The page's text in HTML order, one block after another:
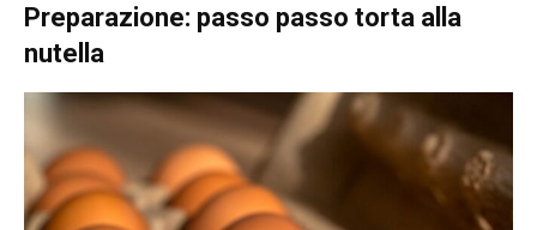
Preparazione: passo passo torta alla
nutella